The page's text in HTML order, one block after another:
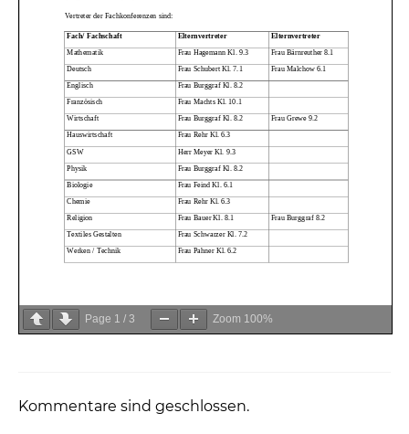
Page 1 / 3 Zoom 100%
Kommentare sind geschlossen.